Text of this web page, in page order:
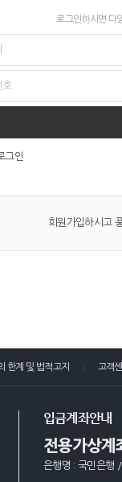
로그인하시면 다
그인
회원가입하시고
한계 및 법적고지 고객
입금계좌안내
전용가상계
은행명 : 국민은행